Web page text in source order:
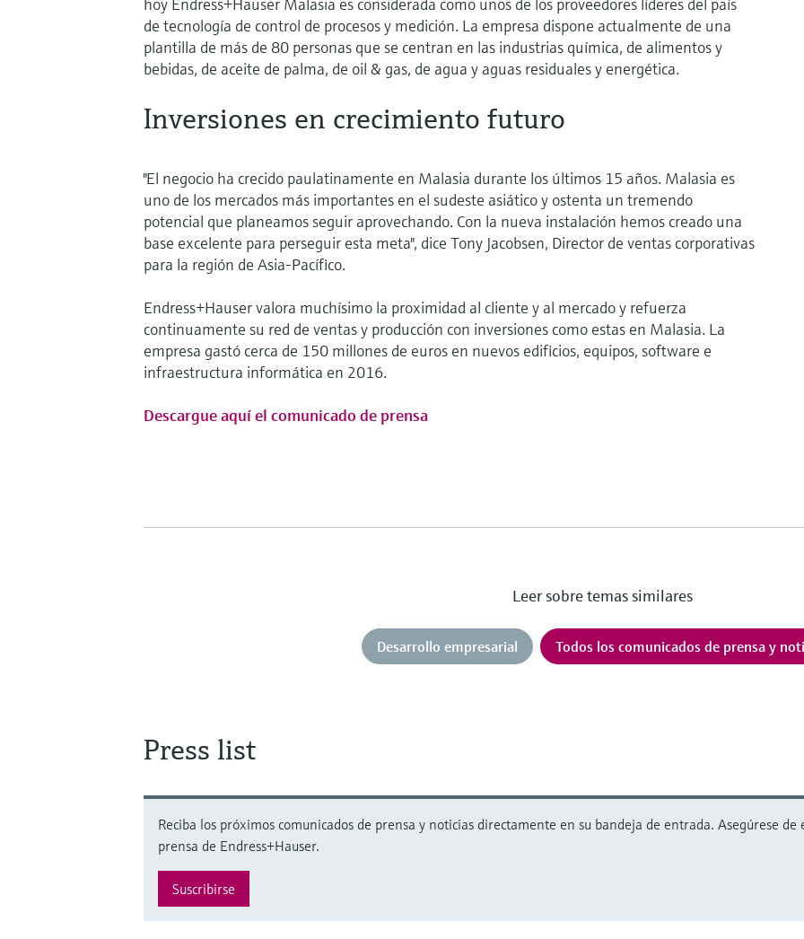
hoy Endress+Hauser Malasia es considerada como unos de los proveedores líderes del país
de tecnología de control de procesos y medición. La empresa dispone actualmente de una
plantilla de más de 80 personas que se centran en las industrias química, de alimentos y
bebidas, de aceite de palma, de oil & gas, de agua y aguas residuales y energética.
Inversiones en crecimiento futuro
"El negocio ha crecido paulatinamente en Malasia durante los últimos 15 años. Malasia es
uno de los mercados más importantes en el sudeste asiático y ostenta un tremendo
potencial que planeamos seguir aprovechando. Con la nueva instalación hemos creado una
base excelente para perseguir esta meta", dice Tony Jacobsen, Director de ventas corporativas
para la región de Asia-Pacífico.
Endress+Hauser valora muchísimo la proximidad al cliente y al mercado y refuerza
continuamente su red de ventas y producción con inversiones como estas en Malasia. La
empresa gastó cerca de 150 millones de euros en nuevos edificios, equipos, software e
infraestructura informática en 2016.
Descargue aquí el comunicado de prensa
Leer sobre temas similares
Desarrollo empresarial Todos los comunicados de prensa y
Press list
Reciba los próximos comunicados de prensa y noticias directamente en su bandeja de entrada. Asegúrese
prensa de Endress+Hauser.
Suscribirse